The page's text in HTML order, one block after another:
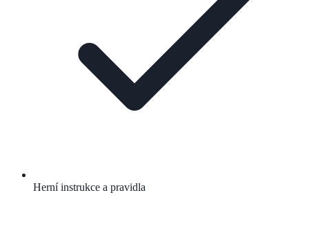
Herní instrukce a pravidla